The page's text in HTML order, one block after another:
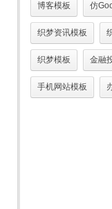
博客模板 仿
织梦资讯模板
织梦模板 金融
手机网站模板